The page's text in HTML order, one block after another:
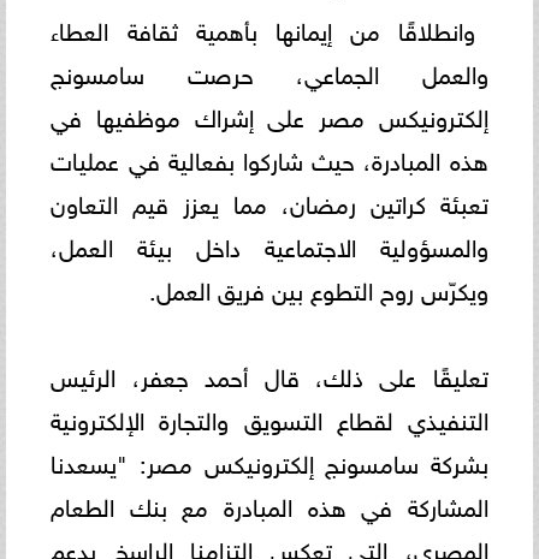
وانطلاقًا من إيمانها بأهمية ثقافة العطاء
والعمل الجماعي، حرصت سامسونج
إلكترونيكس مصر على إشراك موظفيها في
هذه المبادرة، حيث شاركوا بفعالية في عمليات
تعبئة كراتين رمضان، مما يعزز قيم التعاون
والمسؤولية الاجتماعية داخل بيئة العمل،
ويكرّس روح التطوع بين فريق العمل.
تعليقًا على ذلك، قال أحمد جعفر، الرئيس
التنفيذي لقطاع التسويق والتجارة الإلكترونية
بشركة سامسونج إلكترونيكس مصر: "يسعدنا
المشاركة في هذه المبادرة مع بنك الطعام
المصري، التي تعكس التزامنا الراسخ بدعم